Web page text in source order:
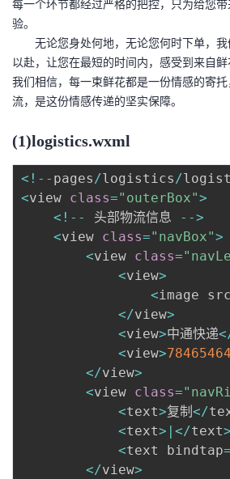
每一个环节都经过严格的把控，只为给您
验。
无论您身处何地，无论您何时下单，我
以赴，让您在最短的时间内，感受到来自
我们相信，每一束鲜花都是一份情感的寄
流，是这份情感传递的坚实保障。
(1)logistics.wxml
< ! -- pages /logistics /
<view class="outerBox">
< ! -- 头部物流信息 -->
<view class="navBox">
<view class=
<view>
<image src
</view>
<view>中通快递<
<view>
</view>
<view class=
<text>复制 </
<text> | </text>
<text bindtap=
</view>